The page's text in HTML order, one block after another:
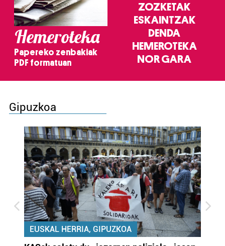
Hemeroteka
Papereko zenbakiak
PDF formatuan
ZOZKETAK
ESKAINTZAK
DENDA
HEMEROTEKA
NOR GARA
Gipuzkoa
EUSKAL HERRIA, GIPUZKOA